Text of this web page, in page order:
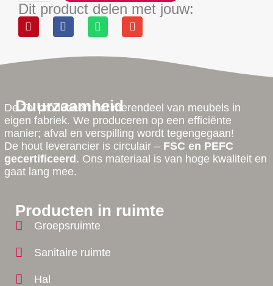
Dit product delen met jouw:
Producten in ruimte
Groepsruimte
Sanitaire ruimte
Hal
Duurzaamheid
De Tol produceert het merendeel van meubels in
eigen fabriek. We produceren op een efficiënte
manier; afval en verspilling wordt tegengegaan!
De hout leverancier is circulair – FSC en PEFC
gecertificeerd. Ons materiaal is van hoge kwaliteit en
gaat lang mee.